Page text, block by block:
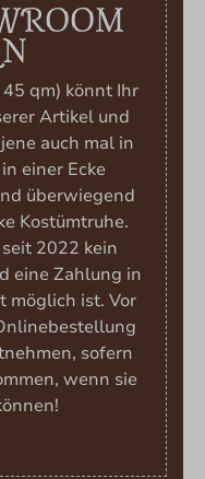
qm) könnt Ihr
Artikel und
auch mal in
einer Ecke
überwiegend
Kostümtruhe.
2022 kein
eine Zahlung in
möglich ist. Vor
sofern
wenn sie